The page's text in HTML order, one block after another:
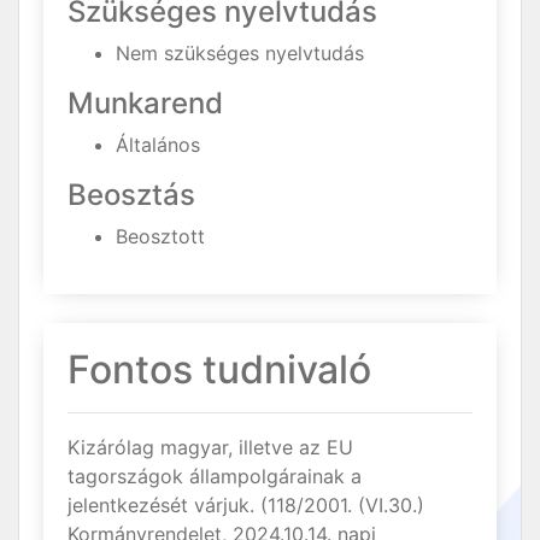
Szükséges nyelvtudás
Nem szükséges nyelvtudás
Munkarend
Általános
Beosztás
Beosztott
Fontos tudnivaló
Kizárólag magyar, illetve az EU
tagországok állampolgárainak a
jelentkezését várjuk. (118/2001. (VI.30.)
Kormányrendelet, 2024.10.14. napi